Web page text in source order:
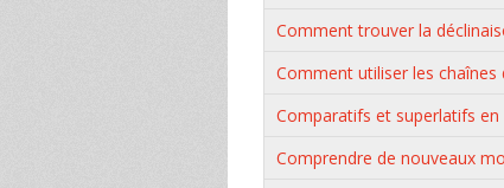
Comment trouver la
Comment utiliser les chaînes
Comparatifs et superlatifs en
Comprendre de nouveaux